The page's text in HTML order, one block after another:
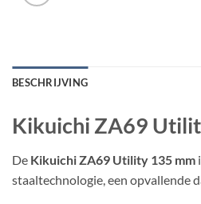
BESCHRIJVING
Kikuichi ZA69
De Kikuichi ZA69 Utility 135 mm
staaltechnologie, een opvallende